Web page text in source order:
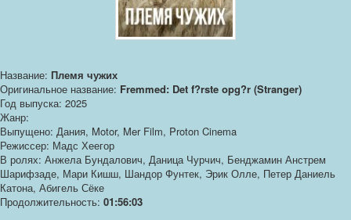
Название: Племя чужих
Оригинальное название: Fremmed: Det f?rste opg?r (Stranger)
Год выпуска: 2025
Жанр:
Выпущено: Дания, Motor, Mer Film, Proton Cinema
Режиссер: Мадс Хеегор
В ролях: Анжела Бундалович, Даница Чурчич, Бенджамин Анстрем
Шарифзаде, Мари Кишш, Шандор Фунтек, Эрик Олле, Петер Даниель
Катона, Абигель Сёке
Продолжительность: 01:56:03